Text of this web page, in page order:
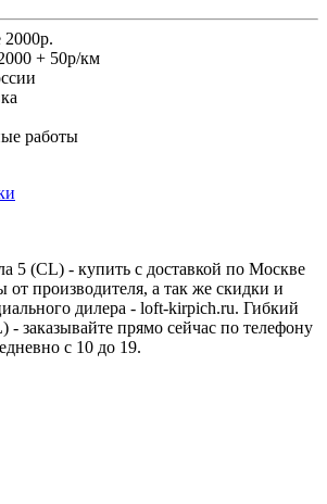
2000р.
+ 50р/км
работы
5 (CL) - купить с доставкой по Москве
от производителя, а так же скидки и
дилера - loft-kirpich.ru. Гибкий
заказывайте прямо сейчас по телефону
с 10 до 19.